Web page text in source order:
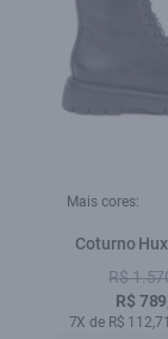
Mais cores:
Coturno
R$
R$
7X de R$